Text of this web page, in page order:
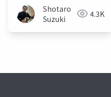
Shotaro
Suzuki
4.3K